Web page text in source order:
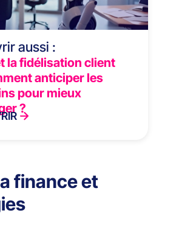
aussi :
la fidélisation client
anticiper les
pour mieux
?
finance et